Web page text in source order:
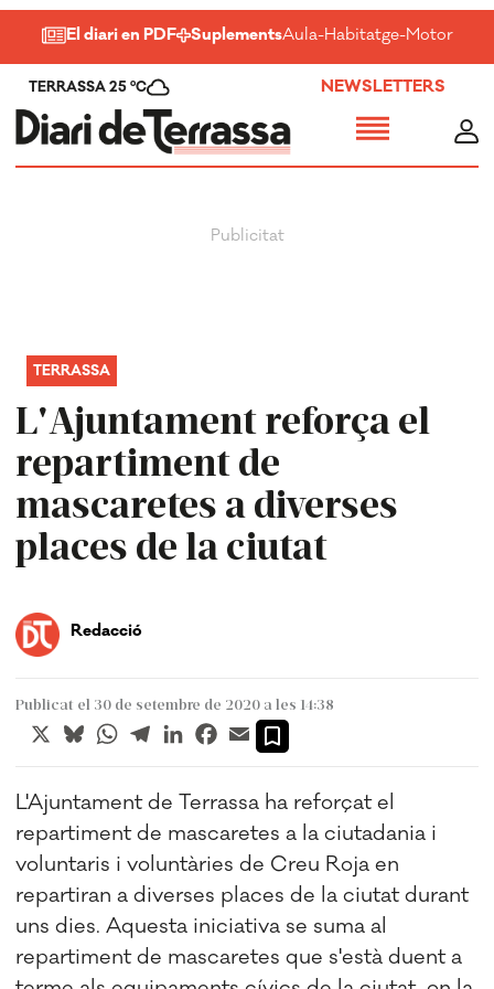
El diari en PDF SuplementsAula-Habitatge-Motor-
TERRASSA 25 ºC NEWSLETTERS
L'Ajuntament reforça el
repartiment de
mascaretes a diverses
places de la ciutat
TERRASSA
Redacció
Publicat el 30 de setembre de 2020 a les 14:38
X BlueskyWhatsApp
TelegramLinkedInFacebook
Email
L'Ajuntament de Terrassa ha reforçat el
repartiment de mascaretes a la ciutadania i
voluntaris i voluntàries de Creu Roja en
repartiran a diverses places de la ciutat durant
uns dies. Aquesta iniciativa se suma al
repartiment de mascaretes que s'està duent a